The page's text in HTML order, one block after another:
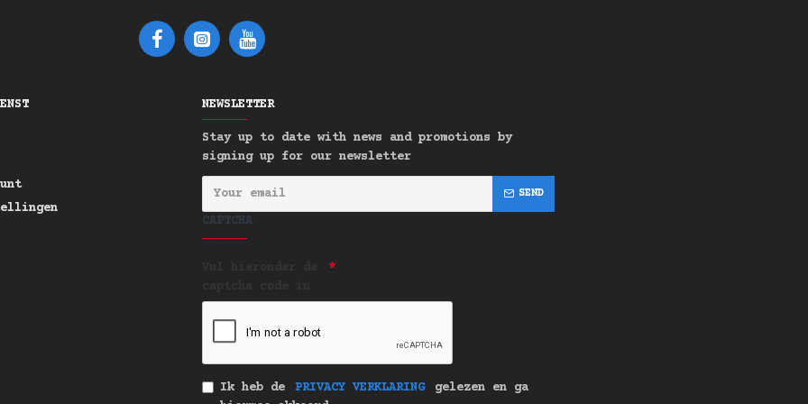
die doet denken aan oude
opwinding toe, terwijl kostbare amber
ceder verankert met mannelijke
bloemmysterie. Vanille en muskus
zoetheid.
voor uitmuntendheid
met oosterse kruiden elegantie
NEWSLETTER
Stay up to date with news and promotions by
signing up for our newsletter
SEND
CAPTCHA
Ik heb de PRIVACY VERKLARING
gelezen en ga